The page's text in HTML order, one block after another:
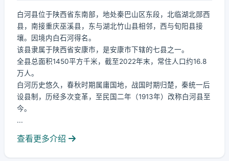
白河县位于陕西省东南部，地处秦巴山区东段，北临湖北郧西
县，南接重庆巫溪县，东与湖北竹山县相邻，西与旬阳县接
壤。因境内白石河得名。
该县隶属于陕西省安康市，是安康市下辖的七县之一。
全县总面积1450平方千米，截至2022年末，常住人口约16.8
万人。
白河历史悠久，春秋时期属庸国地，战国时期归楚，秦统一后
设县制，历经多次变革，至民国二年（1913年）改称白河县至
今。
...
查看更多介绍